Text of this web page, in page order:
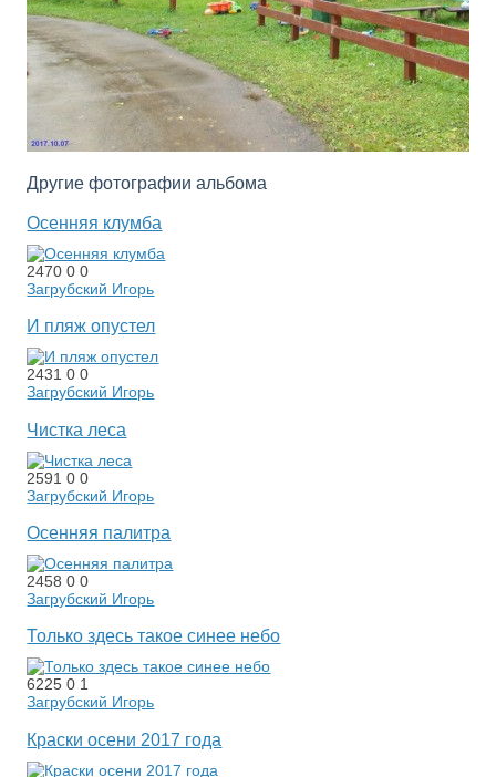
Другие фотографии альбома
Осенняя клумба
247000
Загрубский Игорь
И пляж опустел
243100
Загрубский Игорь
Чистка леса
259100
Загрубский Игорь
Осенняя палитра
245800
Загрубский Игорь
Только здесь такое синее небо
62250 1
Загрубский Игорь
Краски осени 2017 года